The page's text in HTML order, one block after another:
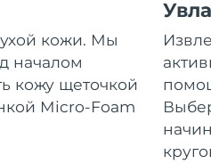
кожи. Мы
началом
кожу щеточкой
Micro-Foam
8/10/26
Ожидаемая дата доставки
8/10/26
Ожидаемая дата доставки
Ожидаемая дата доставки